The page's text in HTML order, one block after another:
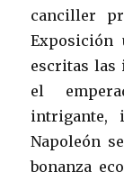
canciller
Exposición
escritas las
el
intrigante,
Napoleón
bonanza